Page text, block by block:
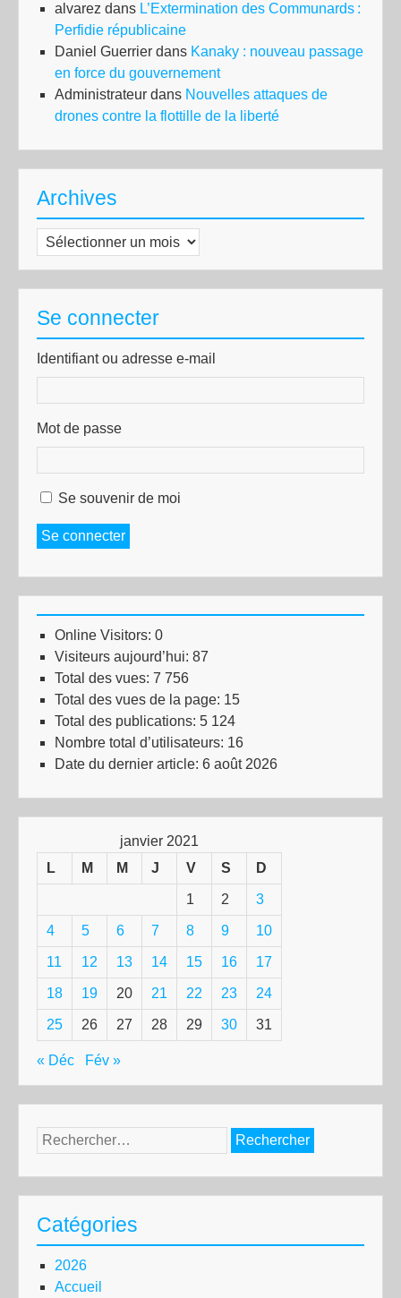
alvarez dans L’Extermination des Communards :
Perfidie républicaine
Daniel Guerrier dans Kanaky : nouveau passage
en force du gouvernement
Administrateur dans Nouvelles attaques de
drones contre la flottille de la liberté
Archives
Archives
Se connecter
Identifiant ou adresse e-mail
Mot de passe
Se souvenir de moi
Se connecter
Online Visitors: 0
Visiteurs aujourd’hui: 87
Total des vues: 7 756
Total des vues de la page: 15
Total des publications: 5 124
Nombre total d’utilisateurs: 16
Date du dernier article: 6 août 2026
janvier 2021
L
M M J V S D
1 2 3
4 5 6 7 8 9 10
11 12 13 14 15 16 17
18 19 20 21 22 23 24
25 26 27 28 29 30 31
« Déc Fév »
Rechercher :
Catégories
2026
Accueil